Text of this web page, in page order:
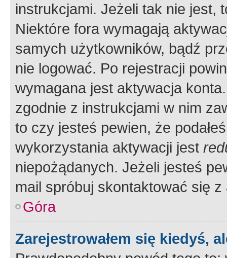
instrukcjami. Jeżeli tak nie jest,
Niektóre fora wymagają
samych użytkowników, bądź
nie logować. Po rejestracji
wymagana jest aktywacja
zgodnie z instrukcjami w nim
to czy jesteś pewien, że
wykorzystania aktywacji jest
niepożądanych. Jeżeli jesteś
mail spróbuj skontaktować się
Góra
Zarejestrowałem się kiedyś,